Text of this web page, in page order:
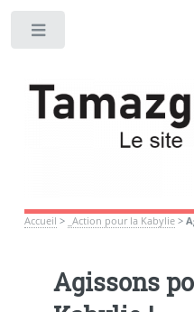
Accueil > _Action pour la Kabylie>
Agissons